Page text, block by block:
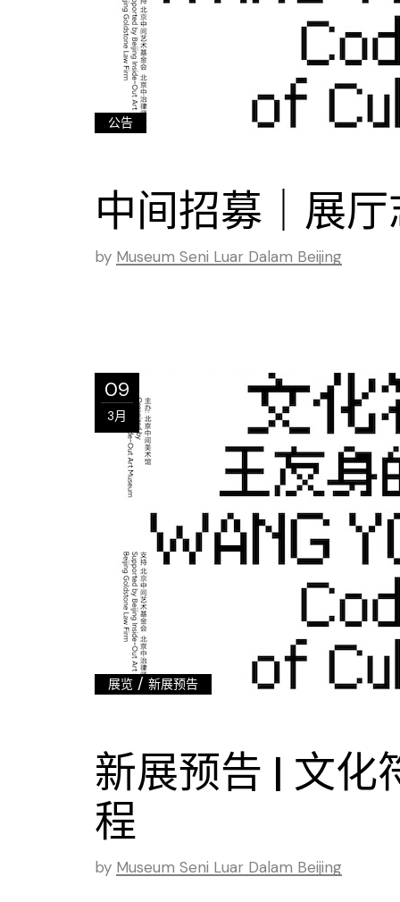
公告
中间招募｜展
by Museum Seni Luar Dalam Beijing
09
3月
展览 / 新展预告
新展预告 | 文
程
by Museum Seni Luar Dalam Beijing